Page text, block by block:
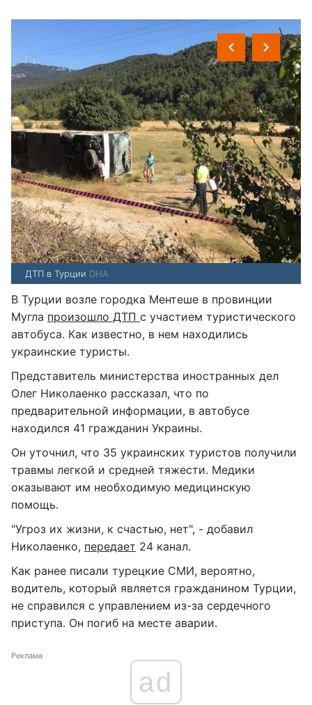
ДТП в Турции DHA
В Турции возле городка Ментеше в провинции
Мугла произошло ДТП с участием туристического
автобуса. Как известно, в нем находились
украинские туристы.
Представитель министерства иностранных дел
Олег Николаенко рассказал, что по
предварительной информации, в автобусе
находился 41 гражданин Украины.
Он уточнил, что 35 украинских туристов получили
травмы легкой и средней тяжести. Медики
оказывают им необходимую медицинскую
помощь.
"Угроз их жизни, к счастью, нет", - добавил
Николаенко, передает 24 канал.
Как ранее писали турецкие СМИ, вероятно,
водитель, который является гражданином Турции,
не справился с управлением из-за сердечного
приступа. Он погиб на месте аварии.
Реклама
ad